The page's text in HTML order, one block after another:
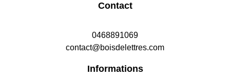
Contact
0468891069
contact@boisdelettres.com
Informations